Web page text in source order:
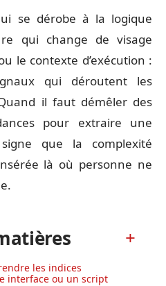
se dérobe à la logique
qui change de visage
le contexte d’exécution :
qui déroutent les
il faut démêler des
pour extraire une
que la complexité
là où personne ne
les indices
interface ou un script